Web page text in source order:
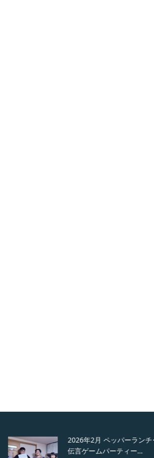
2026年2月 ペッパーランチ･お絵描
伝言ゲームパーティー…